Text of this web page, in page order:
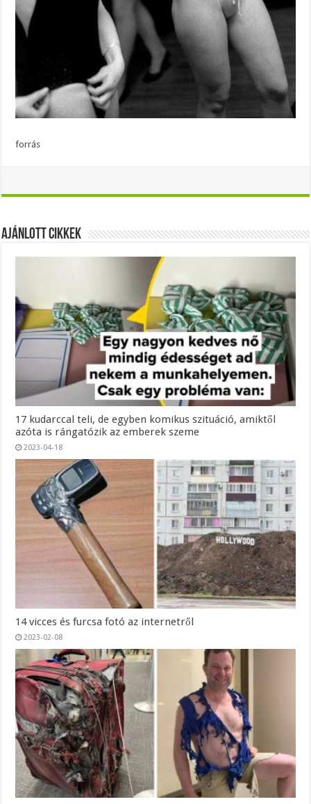
forrás
Ajánlott Cikkek
17 kudarccal teli, de egyben komikus szituáció, amiktől
azóta is rángatózik az emberek szeme
2023-04-18
14 vicces és furcsa fotó az internetről
2023-02-08